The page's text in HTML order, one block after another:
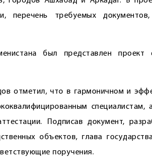
перечень требуемых
был представлен проект
отметил, что в гармоничном и
специалистам,
Подписав документ,
объектов, глава
поручения.